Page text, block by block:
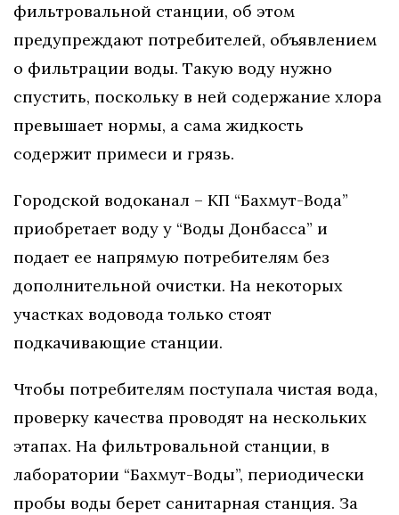
фильтровальной станции, об этом
предупреждают потребителей, объявлением
о фильтрации воды. Такую воду нужно
спустить, поскольку в ней содержание хлора
превышает нормы, а сама жидкость
содержит примеси и грязь.
Городской водоканал – КП “Бахмут-Вода”
приобретает воду у “Воды Донбасса” и
подает ее напрямую потребителям без
дополнительной очистки. На некоторых
участках водовода только стоят
подкачивающие станции.
Чтобы потребителям поступала чистая вода,
проверку качества проводят на нескольких
этапах. На фильтровальной станции, в
лаборатории “Бахмут-Воды”, периодически
пробы воды берет санитарная станция. За